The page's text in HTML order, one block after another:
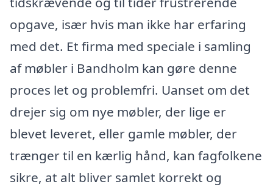
opgave, især hvis man ikke har erfaring
med det. Et firma med speciale i samling
af møbler i Bandholm kan gøre denne
proces let og problemfri. Uanset om det
drejer sig om nye møbler, der lige er
blevet leveret, eller gamle møbler, der
trænger til en kærlig hånd, kan fagfolkene
sikre, at alt bliver samlet korrekt og